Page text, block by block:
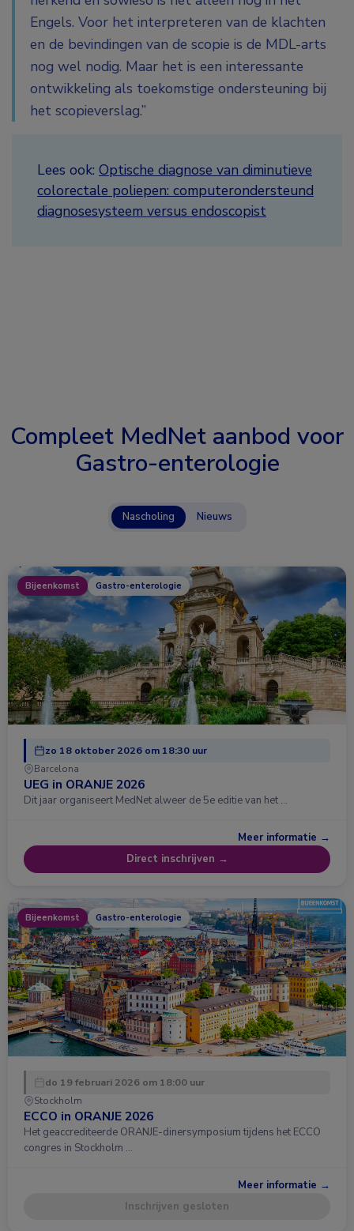
Engels. Voor het interpreteren van de klachten
en de bevindingen van de scopie is de MDL-arts
nog wel nodig. Maar het is een interessante
ontwikkeling als toekomstige ondersteuning bij
het scopieverslag.”
Lees ook: Optische diagnose van diminutieve
colorectale poliepen: computerondersteund
diagnosesysteem versus endoscopist
Compleet MedNet aanbod voor
Gastro-enterologie
Nascholing Nieuws
Bijeenkomst Gastro-enterologie
zo 18 oktober 2026 om 18:30 uur
Barcelona
UEG in ORANJE 2026
Dit jaar organiseert MedNet alweer de 5e editie van het …
Meer informatie →
Direct inschrijven →
Bijeenkomst Gastro-enterologie
do 19 februari 2026 om 18:00 uur
Stockholm
ECCO in ORANJE 2026
Het geaccrediteerde ORANJE-dinersymposium tijdens het ECCO
congres in Stockholm …
Meer informatie →
Inschrijven gesloten